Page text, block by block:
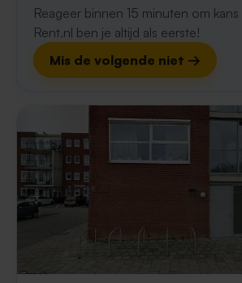
Reageer binnen 15 minuten om
Rent.nl ben je altijd als eerste!
Mis de volgende niet →